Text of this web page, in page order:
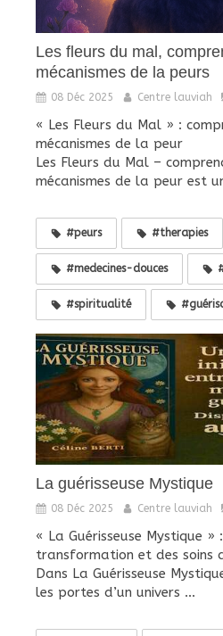
Les fleurs du mal,
mécanismes de la peurs
08 Déc 2025 Centre lauviah
« Les Fleurs du Mal » :
mécanismes de la peur
Les Fleurs du Mal –
mécanismes de la peur est
#peurs #therapies
#medecines-douces
#spiritualité
La guérisseuse Mystique
08 Déc 2025 Centre lauviah
« La Guérisseuse Mystique
transformation et des soins
Dans La Guérisseuse
les portes d’un univers ...